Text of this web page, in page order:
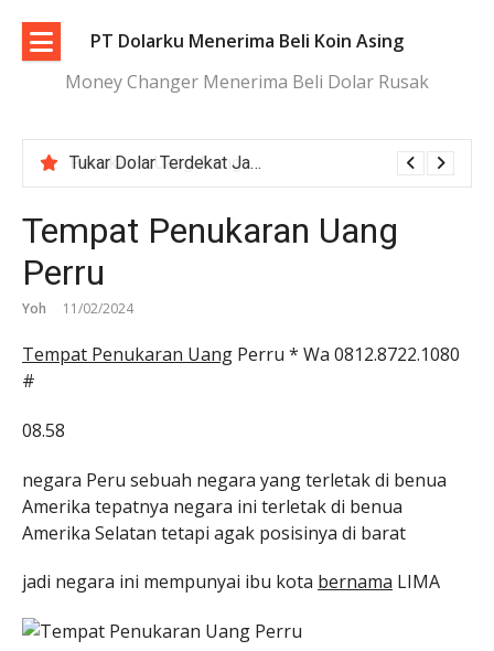
konten
PT Dolarku Menerima Beli Koin Asing
Money Changer Menerima Beli Dolar Rusak
Tukar Dolar Terdekat Jakarta dengan Proses Cepat dan Aman
Tempat Penukaran Uang
Perru
Yoh 11/02/2024
Tempat Penukaran Uang Perru * Wa 0812.8722.1080
#
08.58
negara Peru sebuah negara yang terletak di benua
Amerika tepatnya negara ini terletak di benua
Amerika Selatan tetapi agak posisinya di barat
jadi negara ini mempunyai ibu kota bernama LIMA